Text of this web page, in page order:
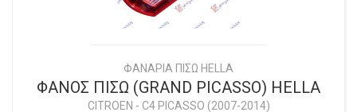
ΦΑΝΑΡΙΑ ΠΙΣΩ HELLA
ΦΑΝΟΣ ΠΙΣΩ (GRAND PICASSO) HELLA
CITROEN - C4 PICASSO (2007-2014)